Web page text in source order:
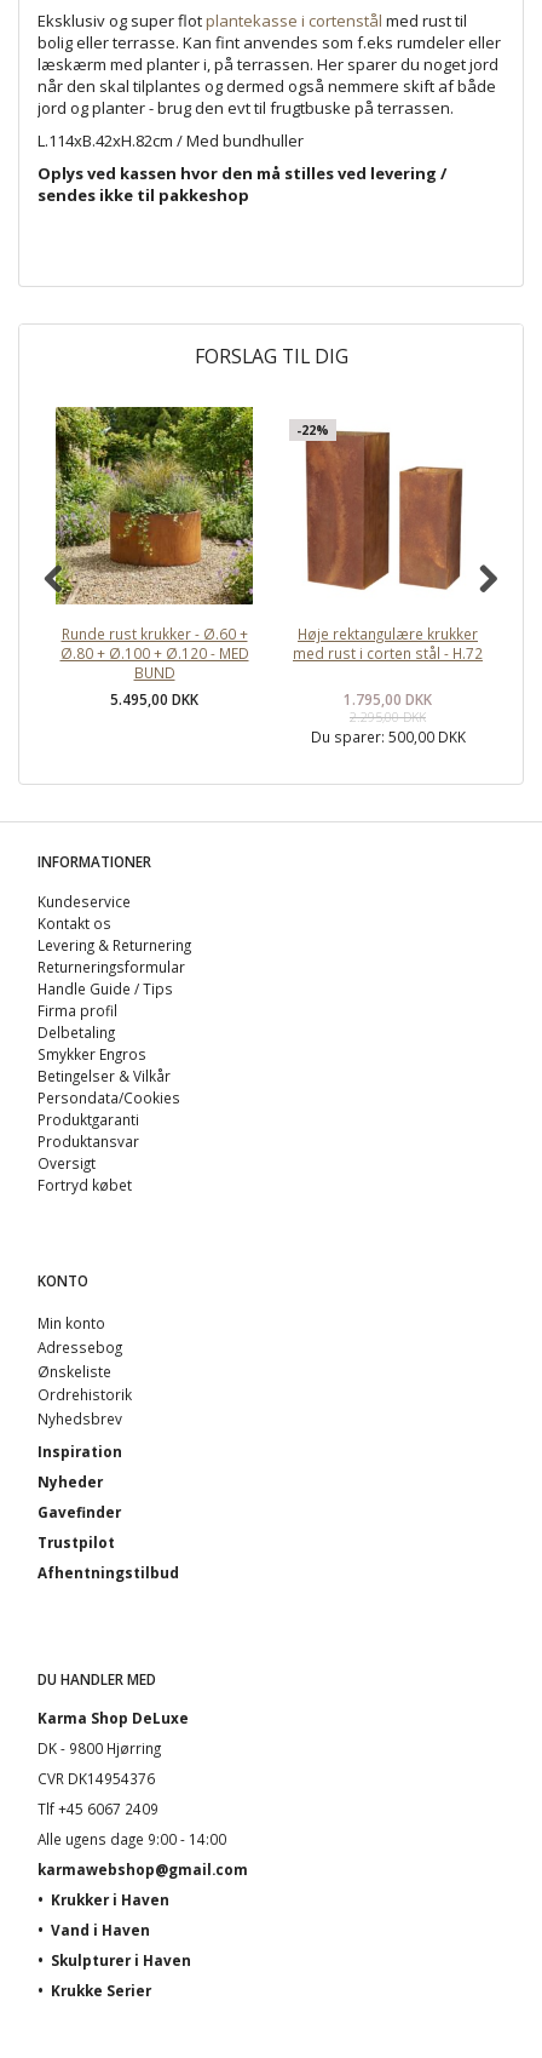
Eksklusiv og super flotplantekasse i cortenstål med rust til
bolig eller terrasse. Kan fint anvendes som f.eks rumdeler eller
læskærm med planter i, på terrassen. Her sparer du noget jord
når den skal tilplantes og dermed også nemmere skift af både
jord og planter - brug den evt til frugtbuske på terrassen.
L.114xB.42xH.82cm / Med bundhuller
Oplys ved kassen hvor den må stilles ved levering /
sendes ikke til pakkeshop
FORSLAG TIL DIG
Runde rust krukker - Ø.60 +
Ø.80 + Ø.100 + Ø.120 - MED
BUND
5.495,00 DKK
-22%
Høje rektangulære krukker
med rust i corten stål - H.72
1.795,00 DKK
2.295,00 DKK
Du sparer: 500,00 DKK
INFORMATIONER
Kundeservice
Kontakt os
Levering & Returnering
Returneringsformular
Handle Guide / Tips
Firma profil
Delbetaling
Smykker Engros
Betingelser & Vilkår
Persondata/Cookies
Produktgaranti
Produktansvar
Oversigt
Fortryd købet
KONTO
Min konto
Adressebog
Ønskeliste
Ordrehistorik
Nyhedsbrev
Inspiration
Nyheder
Gavefinder
Trustpilot
Afhentningstilbud
DU HANDLER MED
Karma Shop DeLuxe
DK - 9800 Hjørring
CVR DK14954376
Tlf +45 6067 2409
Alle ugens dage 9:00 - 14:00
karmawebshop@gmail.com
• Krukker i Haven
• Vand i Haven
• Skulpturer i Haven
• Krukke Serier